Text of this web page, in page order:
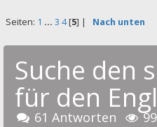
Seiten: 1 ... 3 4[5] | Nach unten
Suche den
für den
61 Antworten